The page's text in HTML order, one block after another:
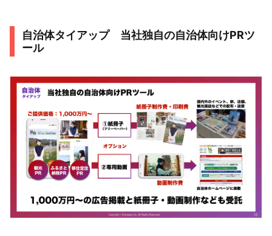
自治体タイアップ 当社独自の自治体向けPRツ
ール